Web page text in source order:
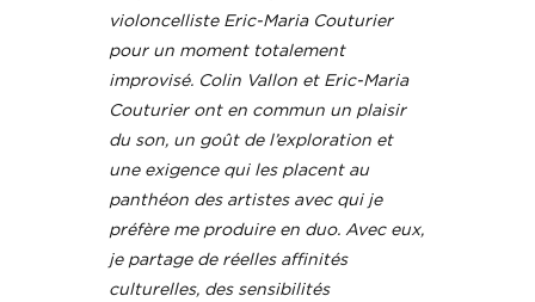
violoncelliste Eric-Maria Couturier
pour un moment totalement
improvisé. Colin Vallon et Eric-Maria
Couturier ont en commun un plaisir
du son, un goût de l’exploration et
une exigence qui les placent au
panthéon des artistes avec qui je
préfère me produire en duo. Avec eux,
je partage de réelles affinités
culturelles, des sensibilités